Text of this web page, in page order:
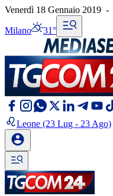
Venerdì 18 Gennaio 2019 -
Milano 31°
Leone (23 Lug - 23 Ago)